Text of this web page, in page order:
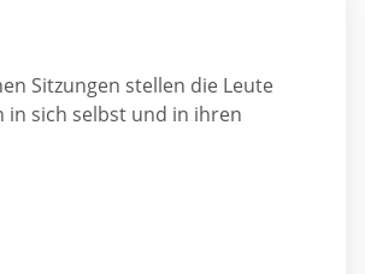
Sitzungen stellen die Leute
in sich selbst und in ihren